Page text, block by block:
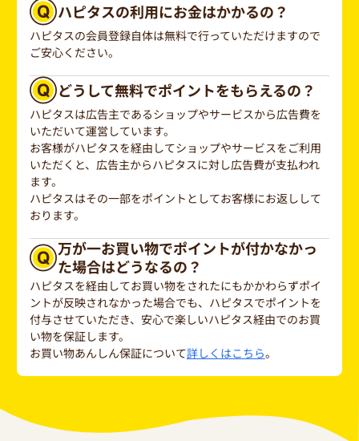
ハピタスの利用にお金はかかるの？
ハピタスの会員登録自体は無料で行っていただけますので
ご安心ください。
どうして無料でポイントをもらえるの？
ハピタスは広告主であるショップやサービスから広告費を
いただいて運営しています。
お客様がハピタスを経由してショップやサービスをご利用
いただくと、広告主からハピタスに対し広告費が支払われ
ます。
ハピタスはその一部をポイントとしてお客様にお返しして
おります。
万が一お買い物でポイントが付かなかっ
た場合はどうなるの？
ハピタスを経由してお買い物をされたにもかかわらずポイ
ントが反映されなかった場合でも、ハピタスでポイントを
付与させていただき、安心で楽しいハピタス経由でのお買
い物を保証します。
お買い物あんしん保証について詳しくはこちら。